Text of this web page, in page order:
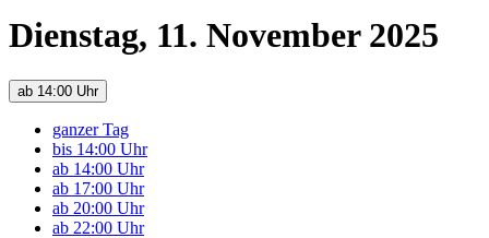
Dienstag, 11. November 2025
ab 14:00 Uhr
ganzer Tag
bis 14:00 Uhr
ab 14:00 Uhr
ab 17:00 Uhr
ab 20:00 Uhr
ab 22:00 Uhr